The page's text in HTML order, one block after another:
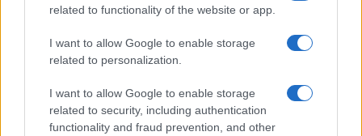
related to functionality of the website or app.
I want to allow Google to enable storage
related to personalization.
I want to allow Google to enable storage
related to security, including authentication
functionality and fraud prevention, and other